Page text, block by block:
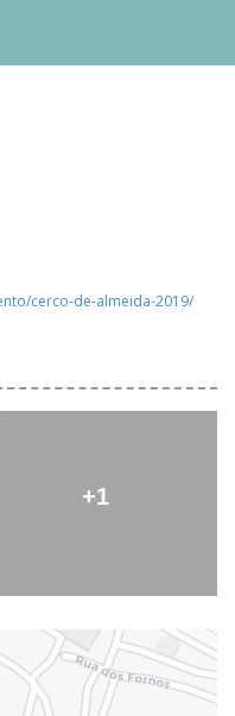
cerco-de-almeida-2019/
+1